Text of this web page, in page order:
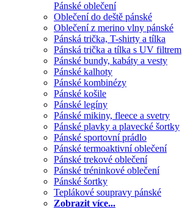
Pánské oblečení
Oblečení do deště pánské
Oblečení z merino vlny pánské
Pánská trička, T-shirty a tílka
Pánská trička a tílka s UV filtrem
Pánské bundy, kabáty a vesty
Pánské kalhoty
Pánské kombinézy
Pánské košile
Pánské legíny
Pánské mikiny, fleece a svetry
Pánské plavky a plavecké šortky
Pánské sportovní prádlo
Pánské termoaktivní oblečení
Pánské trekové oblečení
Pánské tréninkové oblečení
Pánské šortky
Teplákové soupravy pánské
Zobrazit více...